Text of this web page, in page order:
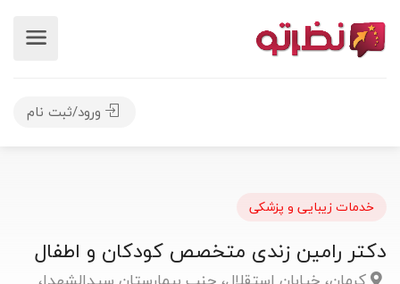
ورود/ثبت نام
خدمات زیبایی و پزشکی
دکتر رامین زندی متخصص کودکان و اطفال